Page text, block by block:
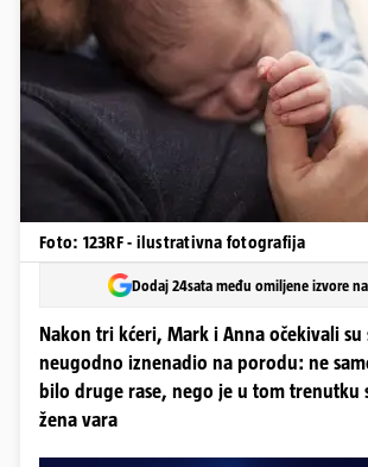
Foto: 123RF - ilustrativna fotografija
Dodaj 24sata među omiljene izvore
Nakon tri kćeri, Mark i Anna očekivali su
neugodno iznenadio na porodu: ne
bilo druge rase, nego je u tom trenutku
žena vara